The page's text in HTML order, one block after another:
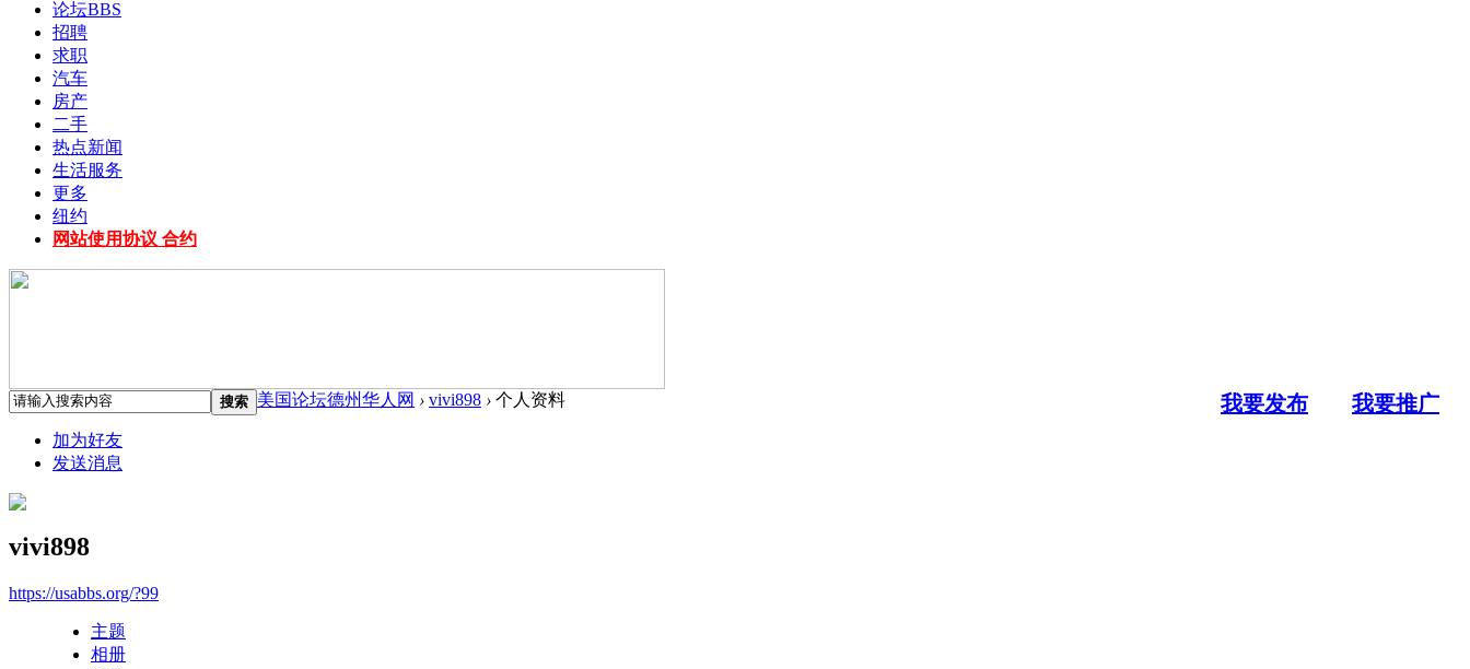
论坛BBS
招聘
求职
汽车
房产
二手
热点新闻
生活服务
更多
纽约
网站使用协议 合约
搜索 我要发布 我要推广
美国论坛德州华人网 › vivi898 › 个人资料
加为好友
发送消息
vivi898
https://usabbs.org/?99
主题
相册